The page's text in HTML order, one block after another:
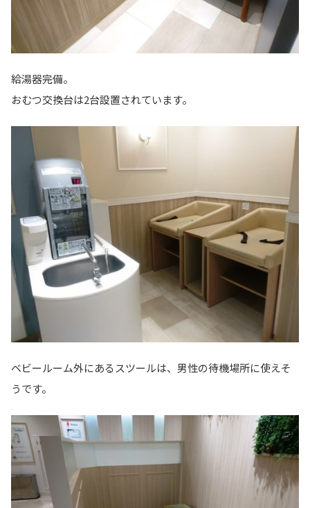
給湯器完備。
おむつ交換台は2台設置されています。
ベビールーム外にあるスツールは、男性の待機場所に使えそ
うです。